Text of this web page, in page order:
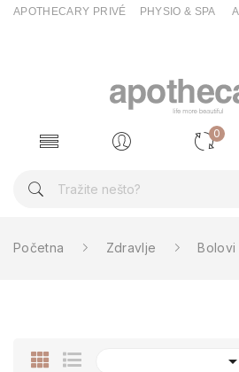
APOTHECARY PRIVÉ PHYSIO & SPA
0
Početna Zdravlje Bolovi
